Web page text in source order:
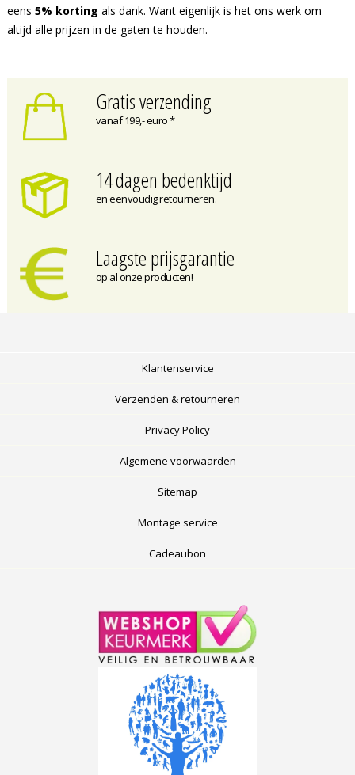
eens 5% korting als dank. Want eigenlijk is het ons werk om
altijd alle prijzen in de gaten te houden.
Gratis verzending
vanaf 199,- euro *
14 dagen bedenktijd
en eenvoudig retourneren.
Laagste prijsgarantie
op al onze producten!
Klantenservice
Verzenden & retourneren
Privacy Policy
Algemene voorwaarden
Sitemap
Montage service
Cadeaubon